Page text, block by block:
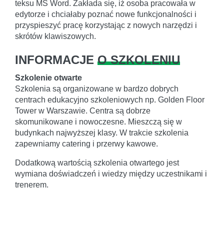
teksu MS Word. Zakłada się, iż osoba pracowała w
edytorze i chciałaby poznać nowe funkcjonalności i
przyspieszyć pracę korzystając z nowych narzędzi i
skrótów klawiszowych.
INFORMACJE O SZKOLENIU
Szkolenie otwarte
Szkolenia są organizowane w bardzo dobrych
centrach edukacyjno szkoleniowych np. Golden Floor
Tower w Warszawie. Centra są dobrze
skomunikowane i nowoczesne. Mieszczą się w
budynkach najwyższej klasy. W trakcie szkolenia
zapewniamy catering i przerwy kawowe.
Dodatkową wartością szkolenia otwartego jest
wymiana doświadczeń i wiedzy między uczestnikami i
trenerem.